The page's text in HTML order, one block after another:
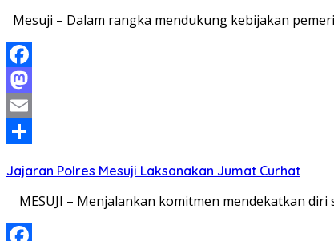
Mesuji – Dalam rangka mendukung kebijakan
Facebook
Mastodon
Email
Jajaran Polres Mesuji Laksanakan Jumat Curhat
MESUJI – Menjalankan komitmen mendekatkan